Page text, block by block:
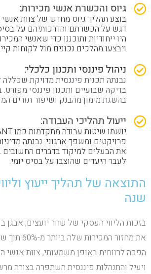
גיוס והכשרת אנשי מכירות:
בוצע תהליך גיוס מחדש של צוות אנשי
דגש על הכשרתם והדרכותיהם על
היו ייחודיות ותוכננו כדי שאנשי
ויבצעו מהלכים נכונים מול לקוחות
ניהול פיננסי ותכנון כלכלי:
נבנתה תכנית פיננסית מדויקת
בדיקה שבועיים ותכנון פיננסי מפורט.
בהשגת מימון מהבנק ושיפור תזרים
ייעול תהליכי העבודה:
פרויקטים ומשפך ארגוני. נבנתה
את הבעלים למיקוד בדברים החשובים
לעבר היעדים שהוצבו על בסיס יומי.
התוצאה של תהליך ייעוץ
שנה
בזכות הליווי העסקי של שחר יועצים, אבגן
את מחזור
הפכה לרווחית באופן משמעותי, צוות אנשי
ויעיל והתנהלות פיננסית השתפרה בצורה